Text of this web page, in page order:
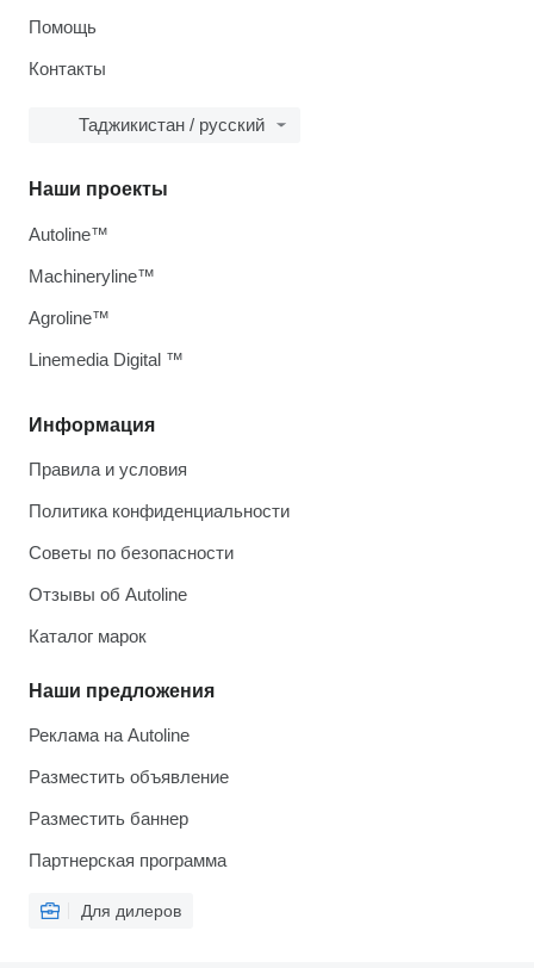
Помощь
Контакты
Таджикистан / русский
Информация
Правила и условия
Политика конфиденциальности
Советы по безопасности
Отзывы об Autoline
Каталог марок
Наши предложения
Реклама на Autoline
Разместить объявление
Разместить баннер
Партнерская программа
Для дилеров
Наши проекты
Autoline™
Machineryline™
Agroline™
Linemedia Digital ™